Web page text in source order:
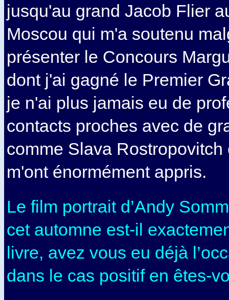
jusqu'au grand Jacob Flier
Moscou qui m'a soutenu
présenter le Concours
dont j'ai gagné le Premier
je n'ai plus jamais eu de
contacts proches avec de
comme Slava
m'ont énormément appris.
Le film portrait d’Andy
cet automne est-il
livre, avez vous eu déjà
dans le cas positif en êtes-